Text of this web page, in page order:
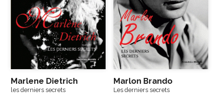
Marlene Dietrich
les derniers secrets
Marlon Brando
Les derniers secrets